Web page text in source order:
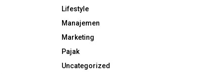
Lifestyle
Manajemen
Marketing
Pajak
Uncategorized